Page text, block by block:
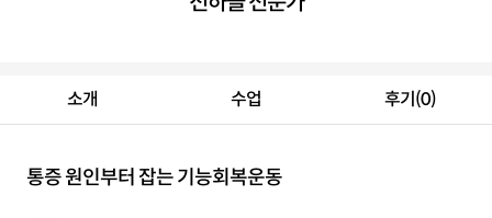
소개 수업 후기(0)
통증 원인부터 잡는 기능회복운동